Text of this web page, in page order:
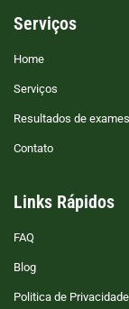
Serviços
Home
Serviços
Resultados de exames
Contato
Links Rápidos
FAQ
Blog
Politica de Privacidade